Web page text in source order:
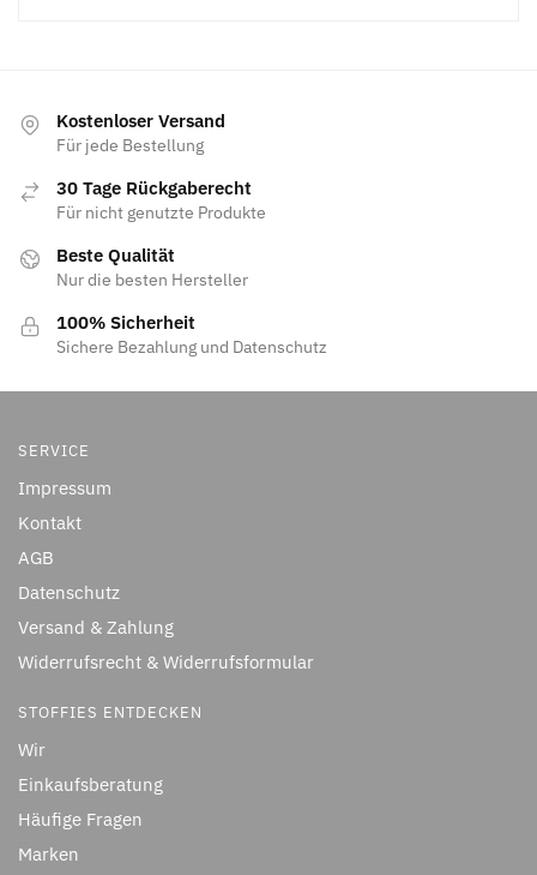
Kostenloser Versand
Für jede Bestellung
30 Tage Rückgaberecht
Für nicht genutzte Produkte
Beste Qualität
Nur die besten Hersteller
100% Sicherheit
Sichere Bezahlung und Datenschutz
SERVICE
Impressum
Kontakt
AGB
Datenschutz
Versand & Zahlung
Widerrufsrecht & Widerrufsformular
STOFFIES ENTDECKEN
Wir
Einkaufsberatung
Häufige Fragen
Marken